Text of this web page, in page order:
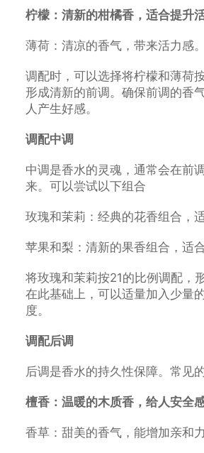
柠檬：清新的柑橘香，适合提升活
薄荷：清凉的香气，带来活力感。
调配时，可以选择将柠檬和薄荷
形成清新的前调。确保前调的香
人产生好感。
调配中调
中调是香水的灵魂，通常会在前
来。可以尝试以下组合
玫瑰和茉莉：经典的花香组合，
苹果和梨：清新的果香组合，适
将玫瑰和茉莉按21的比例调配，
在此基础上，可以适量加入少量
度。
调配后调
后调是香水的持久性保障。常见
檀香：温暖的木质香，给人安全感
香草：甜美的香气，能增加亲和力